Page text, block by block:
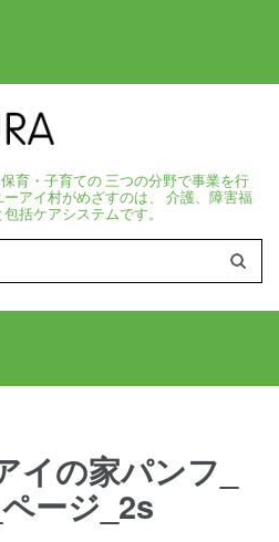
育・子育ての 三つの分野で事業を行
アイ村がめざすのは、 介護、障害福
括ケアシステムです。
イの家パンフ_
ージ_2s